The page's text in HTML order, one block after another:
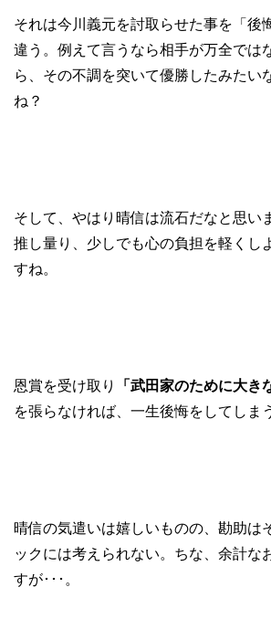
それは今川義元を討取らせた事を「後
違う。例えて言うなら相手が万全では
ら、その不調を突いて優勝したみたい
ね？
そして、やはり晴信は流石だなと思い
推し量り、少しでも心の負担を軽くし
すね。
恩賞を受け取り 「武田家のために大き
を張らなければ、一生後悔をしてしま
晴信の気遣いは嬉しいものの、勘助は
ックには考えられない。ちな、余計な
すが･･･。